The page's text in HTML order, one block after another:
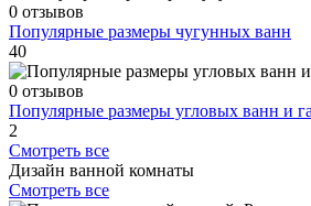
0 отзывов
Популярные размеры чугунных ванн
40
0 отзывов
Популярные размеры угловых ванн и
2
Смотреть все
Дизайн ванной комнаты
Смотреть все